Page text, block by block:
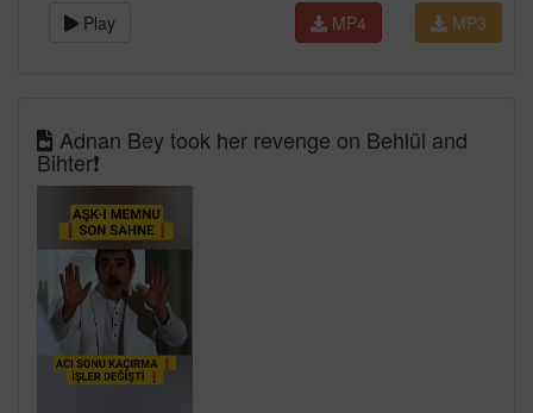
Play MP3
MP4
Adnan Bey took her revenge on Behlül and
Bihter❗